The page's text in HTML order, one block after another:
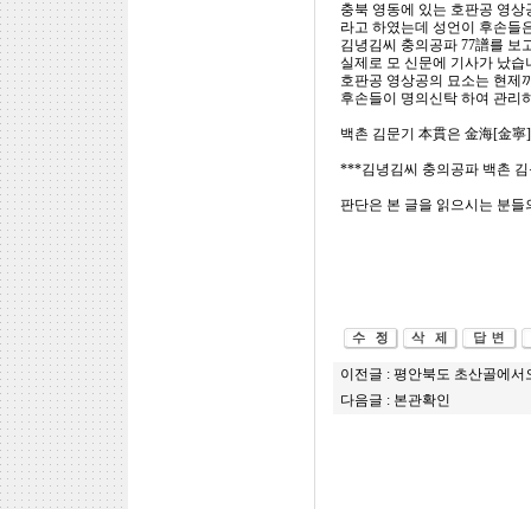
충북 영동에 있는 호판공 영
라고 하였는데 성언이 후손들
김녕김씨 충의공파 77譜를 보
실제로 모 신문에 기사가 났습
호판공 영상공의 묘소는 현제
후손들이 명의신탁 하여 관리
백촌 김문기 本貫은 金海[金
***김녕김씨 충의공파 백촌
판단은 본 글을 읽으시는 분들
이전글 : 평안북도 초산골에서
다음글 : 본관확인